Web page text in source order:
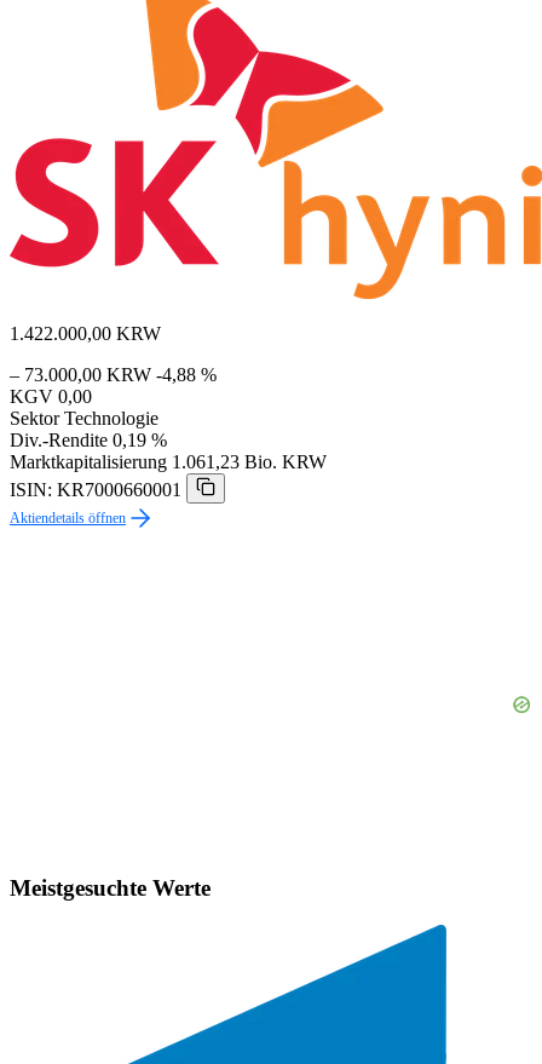
1.422.000,00 KRW
– 73.000,00 KRW -4,88 %
KGV 0,00
Sektor Technologie
Div.-Rendite 0,19 %
Marktkapitalisierung 1.061,23 Bio. KRW
ISIN: KR7000660001
Aktiendetails öffnen
Meistgesuchte Werte